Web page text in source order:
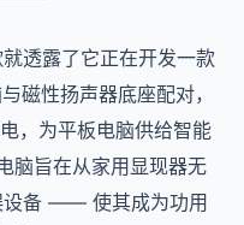
透露了它正在开发一款
磁性扬声器底座配对，
，为平板电脑供给智能
脑旨在从家用显现器无
设备 —— 使其成为功用